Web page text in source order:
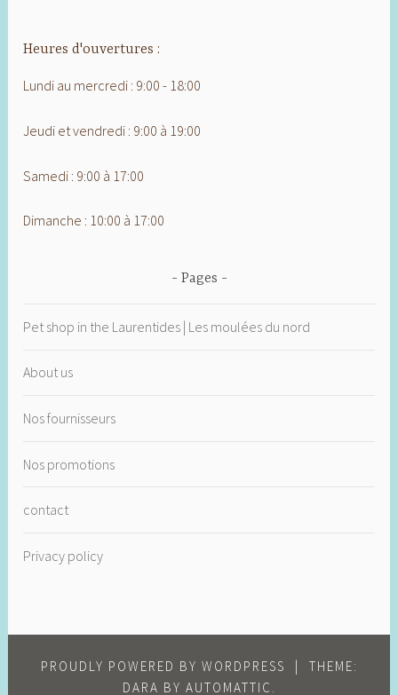
Heures d'ouvertures :
Lundi au mercredi : 9:00 - 18:00
Jeudi et vendredi : 9:00 à 19:00
Samedi : 9:00 à 17:00
Dimanche : 10:00 à 17:00
Pages
Pet shop in the Laurentides | Les moulées du nord
About us
Nos fournisseurs
Nos promotions
contact
Privacy policy
PROUDLY POWERED BY WORDPRESS
THEME:
DARA BY AUTOMATTIC .